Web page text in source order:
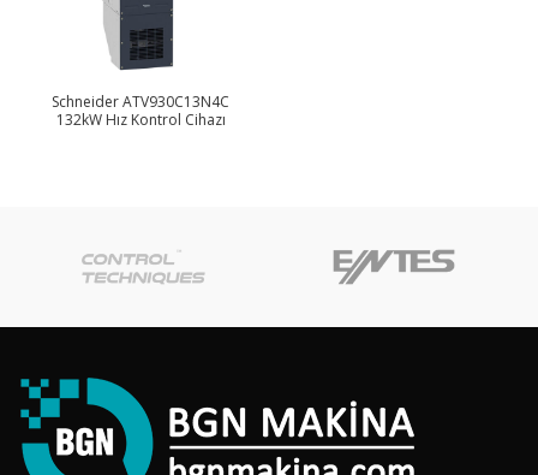
Schneider ATV930C13N4C
132kW Hız Kontrol Cihazı